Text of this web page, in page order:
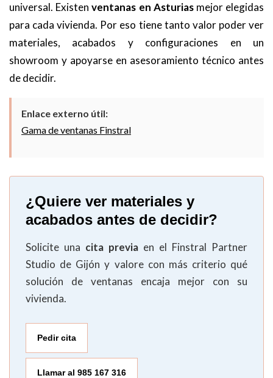
universal. Existenventanas en Asturiasmejor elegidas
para cada vivienda. Por eso tiene tanto valor poder ver
materiales, acabados y configuraciones en un
showroom y apoyarse en asesoramiento técnico antes
de decidir.
Enlace externo útil:
Gama de ventanas Finstral
¿Quiere ver materiales y
acabados antes de decidir?
Solicite una cita previa en el Finstral Partner
Studio de Gijón y valore con más criterio qué
solución de ventanas encaja mejor con su
vivienda.
Pedir cita
Llamar al 985 167 316